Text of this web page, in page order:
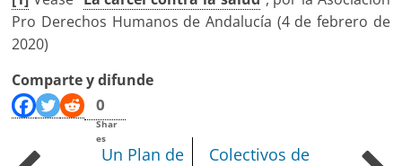
Pro Derechos Humanos de Andalucía (4 de febrero de
2020)
Comparte y difunde
0
Shar
es
Un Plan de
Colectivos de